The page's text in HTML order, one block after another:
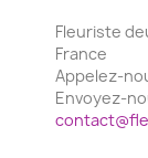
Fleuriste
France
Appelez-
Envoyez-